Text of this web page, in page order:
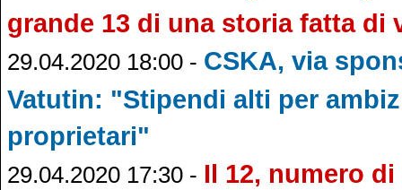
grande 13 di una storia fatta di
29.04.2020 18:00 - CSKA, via
Vatutin: "Stipendi alti per
proprietari"
29.04.2020 17:30 - Il 12, numero